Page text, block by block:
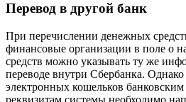
Перевод в другой банк
При перечислении денежных
финансовые организации в поле о
средств можно указывать ту же
переводе внутри Сбербанка.
электронных кошельков
реквизитам системы необходимо